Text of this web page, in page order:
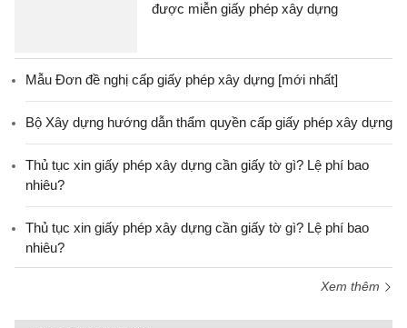
được miễn giấy phép xây dựng
Mẫu Đơn đề nghị cấp giấy phép xây dựng [mới nhất]
Bộ Xây dựng hướng dẫn thẩm quyền cấp giấy phép xây dựng
Thủ tục xin giấy phép xây dựng cần giấy tờ gì? Lệ phí bao
nhiêu?
Thủ tục xin giấy phép xây dựng cần giấy tờ gì? Lệ phí bao
nhiêu?
Xem thêm